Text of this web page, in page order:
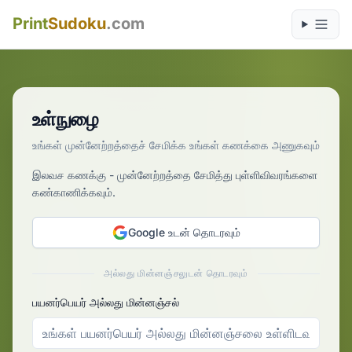
PrintSudoku.com
உள்நுழை
உங்கள் முன்னேற்றத்தைச் சேமிக்க உங்கள் கணக்கை அணுகவும்
இலவச கணக்கு - முன்னேற்றத்தை சேமித்து புள்ளிவிவரங்களை
கண்காணிக்கவும்.
Google உடன் தொடரவும்
அல்லது மின்னஞ்சலுடன் தொடரவும்
பயனர்பெயர் அல்லது மின்னஞ்சல்